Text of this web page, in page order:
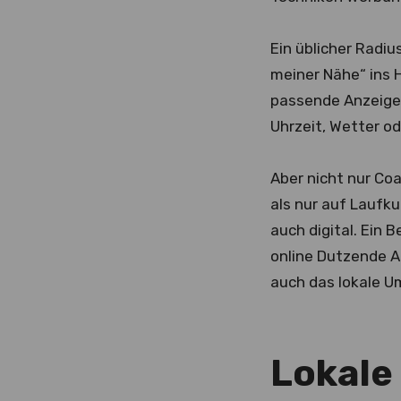
Ein üblicher
meiner Nähe“ ins
passende
Uhrzeit, Wetter
Aber nicht nur
als nur auf
auch digital. Ein
online Dutzende
auch das lokale